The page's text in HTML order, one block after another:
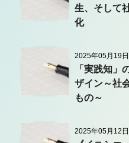
生、そして
化
2025年05月19日
「実践知」
ザイン～社
もの～
2025年05月12日